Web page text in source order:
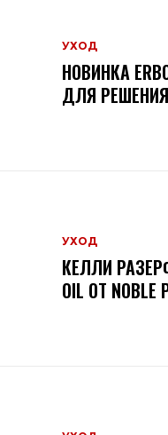
УХОД
НОВИНКА
ДЛЯ
УХОД
КЕЛЛИ
OIL ОТ